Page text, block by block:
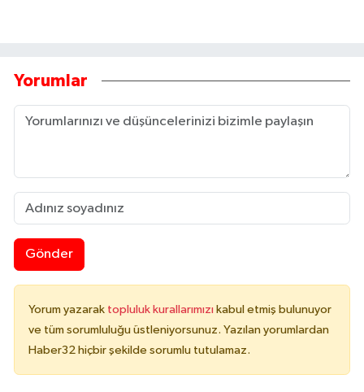
Yorumlar
Gönder
Yorum yazarak topluluk kurallarımızı kabul etmiş bulunuyor
ve tüm sorumluluğu üstleniyorsunuz. Yazılan yorumlardan
Haber32 hiçbir şekilde sorumlu tutulamaz.